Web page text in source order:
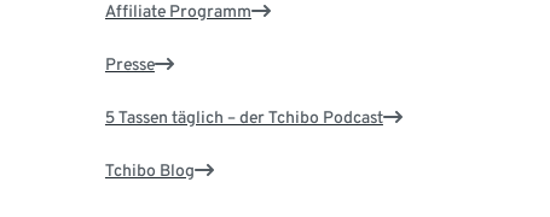
Affiliate Programm
Presse
5 Tassen täglich – der Tchibo Podcast
Tchibo Blog